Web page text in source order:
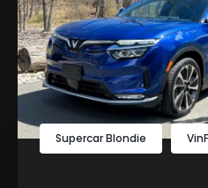
Supercar Blondie